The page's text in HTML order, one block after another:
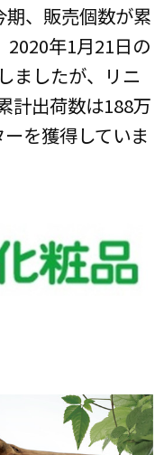
、販売個数が累
2020年1月21日の
ましたが、リニ
計出荷数は188万
を獲得していま